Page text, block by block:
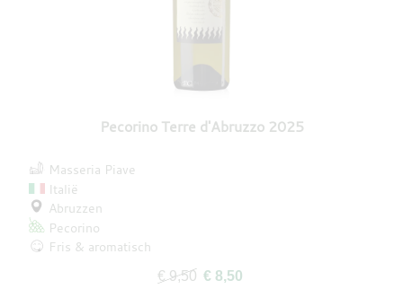
Pecorino Terre d'Abruzzo 2025
Masseria Piave
Italië
Abruzzen
Pecorino
Fris & aromatisch
€ 9,50 € 8,50